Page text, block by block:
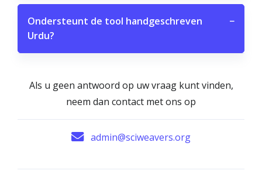
Ondersteunt de tool handgeschreven
Urdu?
−
Als u geen antwoord op uw vraag kunt vinden,
neem dan contact met ons op
admin@sciweavers.org